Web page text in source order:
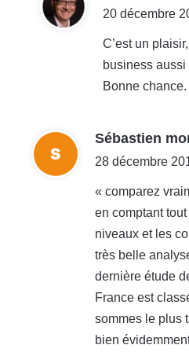
20 décembre
C’est un
business aussi
Bonne chance.
Sébastien
28 décembre
« comparez
en comptant
niveaux et les
très belle
dernière étude
France est
sommes le plus
bien